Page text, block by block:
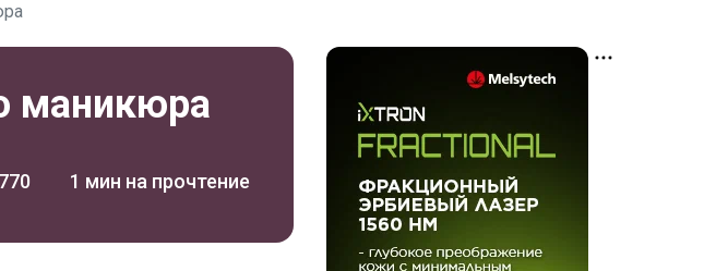
маникюра
1 мин на прочтение